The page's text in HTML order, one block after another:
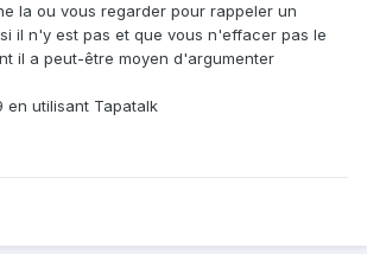
la ou vous regarder pour rappeler un
il n'y est pas et que vous n'effacer pas le
il a peut-être moyen d'argumenter
en utilisant Tapatalk